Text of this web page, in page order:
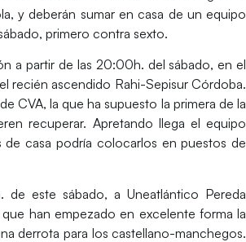
, y deberán sumar en casa de un equipo
primero contra sexto.
a partir de las 20:00h. del sábado, en el
recién ascendido Rahi-Sepisur Córdoba.
CVA, la que ha supuesto la primera de la
recuperar. Apretando llega el equipo
casa podría colocarlos en puestos de
de este sábado, aUneatlántico Pereda
han empezado en excelente forma la
derrota para los castellano-manchegos.